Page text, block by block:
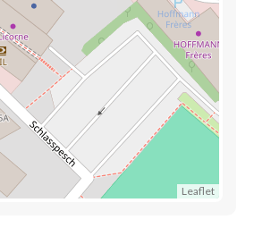
Leaflet